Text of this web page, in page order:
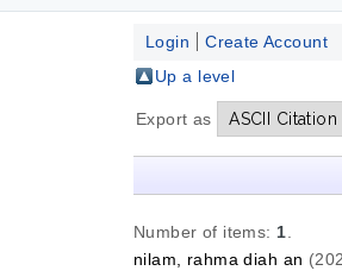
Login
Create Account
Up a level
Export as
Number of items: 1
nilam, rahma diah an